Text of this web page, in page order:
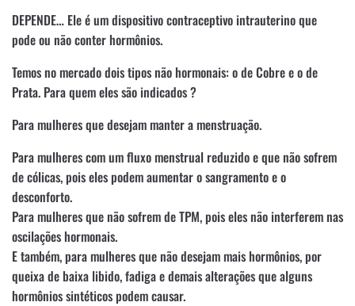
DEPENDE… Ele é um dispositivo contraceptivo intrauterino que
pode ou não conter hormônios.
Temos no mercado dois tipos não hormonais: o de Cobre e o de
Prata. Para quem eles são indicados ?
Para mulheres que desejam manter a menstruação.
Para mulheres com um fluxo menstrual reduzido e que não sofrem
de cólicas, pois eles podem aumentar o sangramento e o
desconforto.
Para mulheres que não sofrem de TPM, pois eles não interferem nas
oscilações hormonais.
E também, para mulheres que não desejam mais hormônios, por
queixa de baixa libido, fadiga e demais alterações que alguns
hormônios sintéticos podem causar.